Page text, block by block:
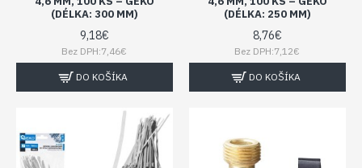
(DÉLKA: 300 MM)
9,18€
Bez DPH:7,46€
DO KOŠÍKA
(DÉLKA: 250 MM)
8,76€
Bez DPH:7,12€
DO KOŠÍKA